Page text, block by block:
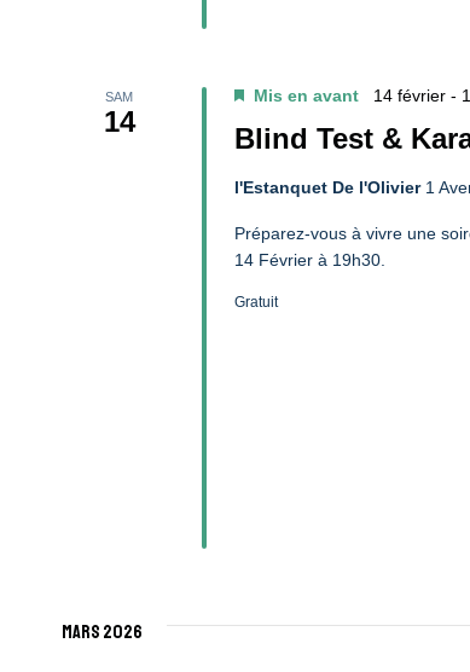
SAM
14
Blind Test &
Mis en avant 14 février -
l'Estanquet De l'Olivier 1
Préparez-vous à vivre une
14 Février à 19h30.
Gratuit
mars 2026